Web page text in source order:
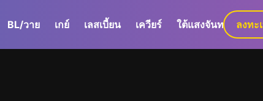
BL/วาย เกย์ เลสเบี้ยน เควียร์ ใต้แสงจันทร์ ลงทะ